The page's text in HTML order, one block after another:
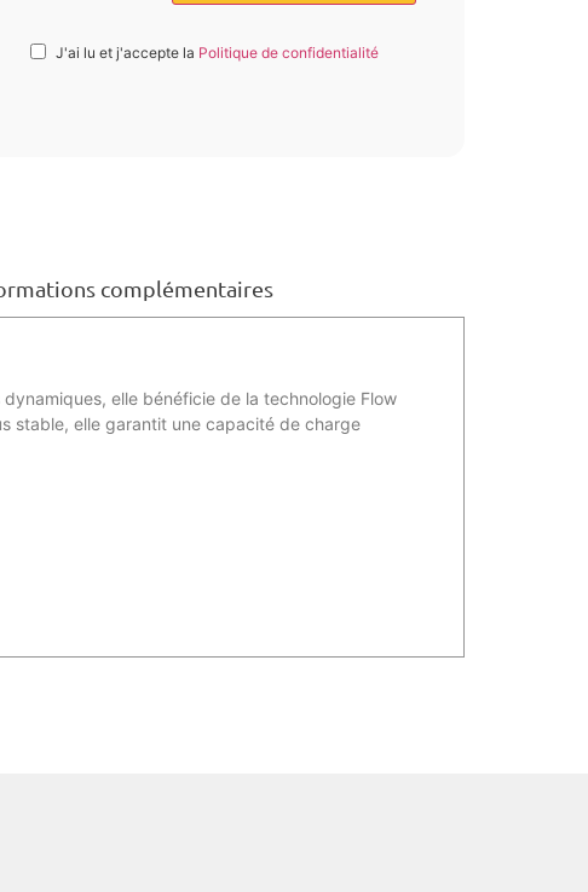
J'ai lu et j'accepte la Politique de confidentialité
complémentaires
elle bénéficie de la technologie Flow
stable, elle garantit une capacité de charge